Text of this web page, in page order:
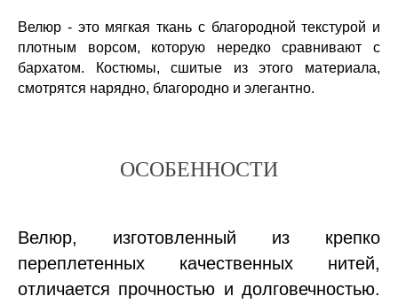
Велюр - это мягкая ткань с благородной текстурой и
плотным ворсом, которую нередко сравнивают с
бархатом. Костюмы, сшитые из этого материала,
смотрятся нарядно, благородно и элегантно.
ОСОБЕННОСТИ
Велюр, изготовленный из крепко
переплетенных качественных нитей,
отличается прочностью и долговечностью.